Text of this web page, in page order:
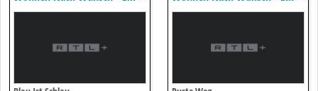
Duo Für Vier Wände
Duo Für Vier Wände